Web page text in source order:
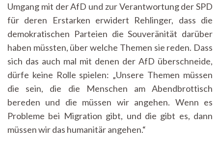
Umgang mit der AfD und zur Verantwortung der SPD
für deren Erstarken erwidert Rehlinger, dass die
demokratischen Parteien die Souveränität darüber
haben müssten, über welche Themen sie reden. Dass
sich das auch mal mit denen der AfD überschneide,
dürfe keine Rolle spielen: „Unsere Themen müssen
die sein, die die Menschen am Abendbrottisch
bereden und die müssen wir angehen. Wenn es
Probleme bei Migration gibt, und die gibt es, dann
müssen wir das humanitär angehen.“